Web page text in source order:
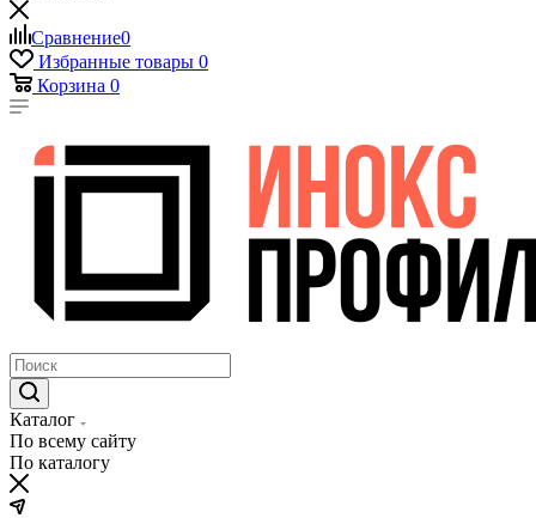
Сравнение0
Избранные товары 0
Корзина 0
Каталог
По всему сайту
По каталогу